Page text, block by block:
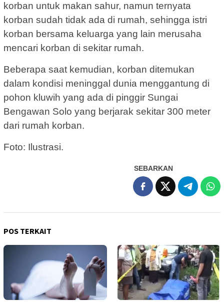
korban untuk makan sahur, namun ternyata
korban sudah tidak ada di rumah, sehingga istri
korban bersama keluarga yang lain merusaha
mencari korban di sekitar rumah.
Beberapa saat kemudian, korban ditemukan
dalam kondisi meninggal dunia menggantung di
pohon kluwih yang ada di pinggir Sungai
Bengawan Solo yang berjarak sekitar 300 meter
dari rumah korban.
Foto: Ilustrasi.
SEBARKAN
POS TERKAIT